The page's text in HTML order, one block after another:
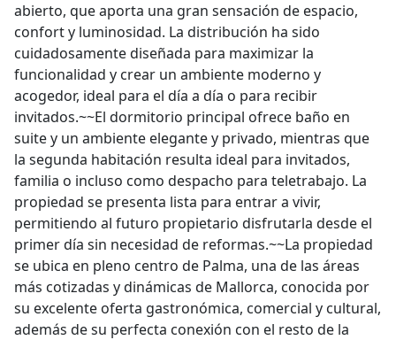
abierto, que aporta una gran sensación de espacio,
confort y luminosidad. La distribución ha sido
cuidadosamente diseñada para maximizar la
funcionalidad y crear un ambiente moderno y
acogedor, ideal para el día a día o para recibir
invitados.~~El dormitorio principal ofrece baño en
suite y un ambiente elegante y privado, mientras que
la segunda habitación resulta ideal para invitados,
familia o incluso como despacho para teletrabajo. La
propiedad se presenta lista para entrar a vivir,
permitiendo al futuro propietario disfrutarla desde el
primer día sin necesidad de reformas.~~La propiedad
se ubica en pleno centro de Palma, una de las áreas
más cotizadas y dinámicas de Mallorca, conocida por
su excelente oferta gastronómica, comercial y cultural,
además de su perfecta conexión con el resto de la